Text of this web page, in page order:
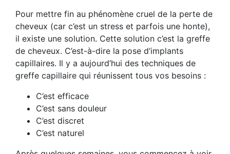
Pour mettre fin au phénomène cruel de la perte de
cheveux (car c’est un stress et parfois une honte),
il existe une solution. Cette solution c’est la greffe
de cheveux. C’est-à-dire la pose d’implants
capillaires. Il y a aujourd’hui des techniques de
greffe capillaire qui réunissent tous vos besoins :
C’est efficace
C’est sans douleur
C’est discret
C’est naturel